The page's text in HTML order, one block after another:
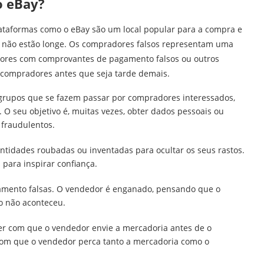
como o eBay são um local popular para a compra e
estão longe. Os compradores falsos representam uma
com comprovantes de pagamento falsos ou outros
antes que seja tarde demais.
que se fazem passar por compradores interessados,
seu objetivo é, muitas vezes, obter dados pessoais ou
roubadas ou inventadas para ocultar os seus rastos.
inspirar confiança.
falsas. O vendedor é enganado, pensando que o
não aconteceu.
com que o vendedor envie a mercadoria antes de o
que o vendedor perca tanto a mercadoria como o